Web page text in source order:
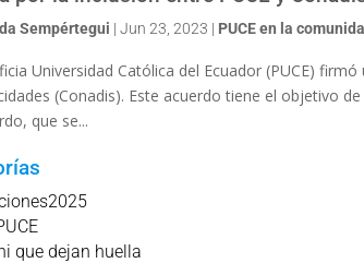
Sempértegui |Jun 23, 2023 | PUCE en la
Universidad Católica del Ecuador (PUCE)
(Conadis). Este acuerdo tiene el objetivo
que se...
que dejan huella